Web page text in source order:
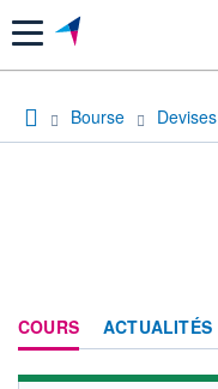
Menu
Bourse Devises
COURS ACTUALITÉS